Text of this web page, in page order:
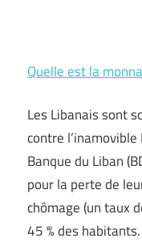
Quelle est la
Les Libanais sont
contre
Banque du Liban
pour la perte de
chômage (un taux
45 % des